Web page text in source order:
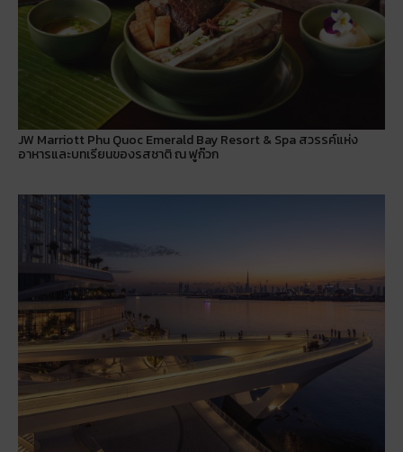
JW Marriott Phu Quoc Emerald Bay Resort & Spa สวรรค์แห่ง
อาหารและบทเรียนของรสชาติ ณ ฟูก๊วก